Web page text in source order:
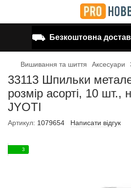
⛟ Безкоштовна
Вишивання та шиття Аксесуари
33113 Шпильки
розмір асорті, 10 шт.,
JYOTI
Артикул: 1079654 Написати відгук
3